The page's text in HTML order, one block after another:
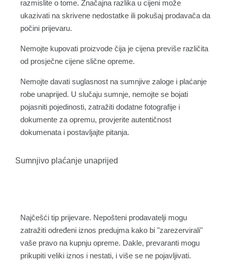
razmislite o tome. Značajna razlika u cijeni može
ukazivati ​​na skrivene nedostatke ili pokušaj prodavača da
počini prijevaru.
Nemojte kupovati proizvode čija je cijena previše različita
od prosječne cijene slične opreme.
Nemojte davati suglasnost na sumnjive zaloge i plaćanje
robe unaprijed. U slučaju sumnje, nemojte se bojati
pojasniti pojedinosti, zatražiti dodatne fotografije i
dokumente za opremu, provjerite autentičnost
dokumenata i postavljajte pitanja.
Sumnjivo plaćanje unaprijed
Najčešći tip prijevare. Nepošteni prodavatelji mogu
zatražiti određeni iznos predujma kako bi "zarezervirali"
vaše pravo na kupnju opreme. Dakle, prevaranti mogu
prikupiti veliki iznos i nestati, i više se ne pojavljivati.